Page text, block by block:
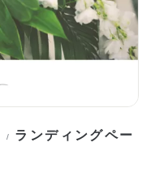
/ ランディングペー